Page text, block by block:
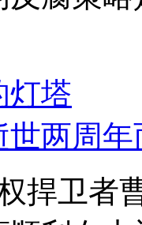
灯塔
两周年
捍卫者